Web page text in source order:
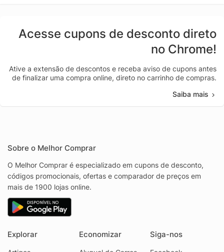
Acesse cupons de desconto direto
no Chrome!
Ative a extensão de descontos e receba aviso de cupons antes
de finalizar uma compra online, direto no carrinho de compras.
Saiba mais
Sobre o Melhor Comprar
O Melhor Comprar é especializado em cupons de desconto,
códigos promocionais, ofertas e comparador de preços em
mais de 1900 lojas online.
Explorar Economizar Siga-nos